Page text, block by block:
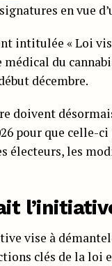
en vue
intitulée « Loi
du
décembre.
doivent
pour que celle-
électeurs, les
vise à
clés de la loi